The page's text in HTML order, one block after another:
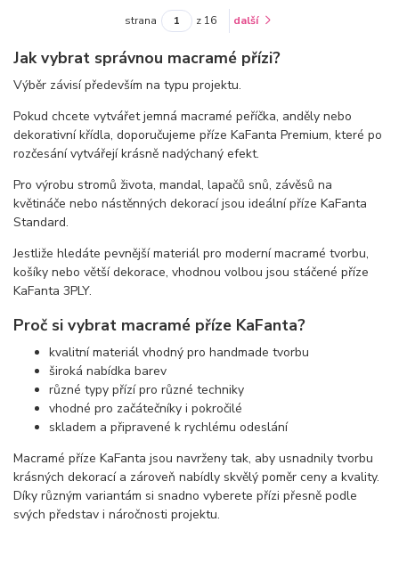
strana z 16 další
Jak vybrat správnou macramé přízi?
Výběr závisí především na typu projektu.
Pokud chcete vytvářet jemná macramé peříčka, anděly nebo
dekorativní křídla, doporučujeme příze KaFanta Premium, které po
rozčesání vytvářejí krásně nadýchaný efekt.
Pro výrobu stromů života, mandal, lapačů snů, závěsů na
květináče nebo nástěnných dekorací jsou ideální příze KaFanta
Standard.
Jestliže hledáte pevnější materiál pro moderní macramé tvorbu,
košíky nebo větší dekorace, vhodnou volbou jsou stáčené příze
KaFanta 3PLY.
Proč si vybrat macramé příze KaFanta?
kvalitní materiál vhodný pro handmade tvorbu
široká nabídka barev
různé typy přízí pro různé techniky
vhodné pro začátečníky i pokročilé
skladem a připravené k rychlému odeslání
Macramé příze KaFanta jsou navrženy tak, aby usnadnily tvorbu
krásných dekorací a zároveň nabídly skvělý poměr ceny a kvality.
Díky různým variantám si snadno vyberete přízi přesně podle
svých představ i náročnosti projektu.